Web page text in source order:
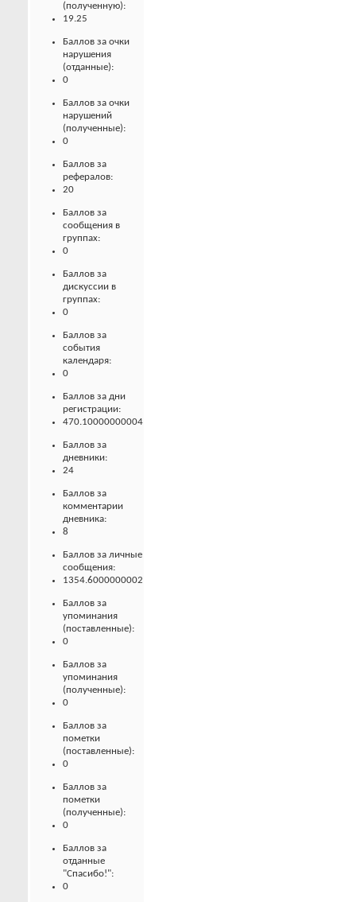
(полученную):
19.25
Баллов за очки
нарушения
(отданные):
0
Баллов за очки
нарушений
(полученные):
0
Баллов за
рефералов:
20
Баллов за
сообщения в
группах:
0
Баллов за
дискуссии в
группах:
0
Баллов за
события
календаря:
0
Баллов за дни
регистрации:
470.10000000004
Баллов за
дневники:
24
Баллов за
комментарии
дневника:
8
Баллов за личные
сообщения:
1354.6000000002
Баллов за
упоминания
(поставленные):
0
Баллов за
упоминания
(полученные):
0
Баллов за
пометки
(поставленные):
0
Баллов за
пометки
(полученные):
0
Баллов за
отданные
"Спасибо!":
0